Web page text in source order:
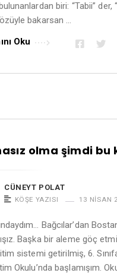
biri: “Tabii” der,
bakarsan …
Oku
olma şimdi bu
CÜNEYT POLAT
KÖŞE YAZISI 13 NISAN
Bağcılar’dan
Başka bir aleme göç
sistemi getirilmiş, 6.
Okulu’nda başlamışım.